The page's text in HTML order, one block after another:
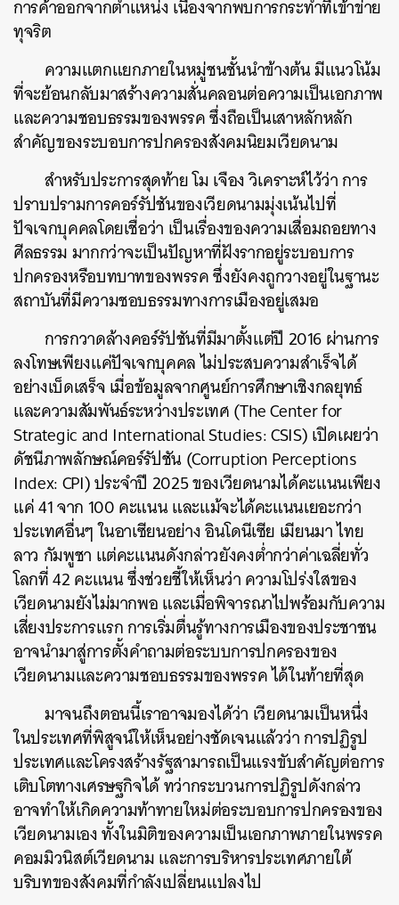
การค้าออกจากตำแหน่ง เนื่องจากพบการกระทำที่เข้าข่าย
ทุจริต
ความแตกแยกภายในหมู่ชนชั้นนำข้างต้น มีแนวโน้ม
ที่จะย้อนกลับมาสร้างความสั่นคลอนต่อความเป็นเอกภาพ
และความชอบธรรมของพรรค ซึ่งถือเป็นเสาหลักหลัก
สำคัญของระบอบการปกครองสังคมนิยมเวียดนาม
สำหรับประการสุดท้าย โม เจือง วิเคราะห์ไว้ว่า การ
ปราบปรามการคอร์รัปชันของเวียดนามมุ่งเน้นไปที่
ปัจเจกบุคคลโดยเชื่อว่า เป็นเรื่องของความเสื่อมถอยทาง
ศีลธรรม มากกว่าจะเป็นปัญหาที่ฝังรากอยู่ระบอบการ
ปกครองหรือบทบาทของพรรค ซึ่งยังคงถูกวางอยู่ในฐานะ
สถาบันที่มีความชอบธรรมทางการเมืองอยู่เสมอ
การกวาดล้างคอร์รัปชันที่มีมาตั้งแต่ปี 2016 ผ่านการ
ลงโทษเพียงแค่ปัจเจกบุคคล ไม่ประสบความสำเร็จได้
อย่างเบ็ดเสร็จ เมื่อข้อมูลจากศูนย์การศึกษาเชิงกลยุทธ์
และความสัมพันธ์ระหว่างประเทศ (The Center for
Strategic and International Studies: CSIS) เปิดเผยว่า
ดัชนีภาพลักษณ์คอร์รัปชัน (Corruption Perceptions
Index: CPI) ประจำปี 2025 ของเวียดนามได้คะแนนเพียง
แค่ 41 จาก 100 คะแนน และแม้จะได้คะแนนเยอะกว่า
ประเทศอื่นๆ ในอาเซียนอย่าง อินโดนีเซีย เมียนมา ไทย
ลาว กัมพูชา แต่คะแนนดังกล่าวยังคงต่ำกว่าค่าเฉลี่ยทั่ว
โลกที่ 42 คะแนน ซึ่งช่วยชี้ให้เห็นว่า ความโปร่งใสของ
เวียดนามยังไม่มากพอ และเมื่อพิจารณาไปพร้อมกับความ
เสี่ยงประการแรก การเริ่มตื่นรู้ทางการเมืองของประชาชน
อาจนำมาสู่การตั้งคำถามต่อระบบการปกครองของ
เวียดนามและความชอบธรรมของพรรค ได้ในท้ายที่สุด
มาจนถึงตอนนี้เราอาจมองได้ว่า เวียดนามเป็นหนึ่ง
ในประเทศที่พิสูจน์ให้เห็นอย่างชัดเจนแล้วว่า การปฏิรูป
ประเทศและโครงสร้างรัฐสามารถเป็นแรงขับสำคัญต่อการ
เติบโตทางเศรษฐกิจได้ ทว่ากระบวนการปฏิรูปดังกล่าว
อาจทำให้เกิดความท้าทายใหม่ต่อระบอบการปกครองของ
เวียดนามเอง ทั้งในมิติของความเป็นเอกภาพภายในพรรค
คอมมิวนิสต์เวียดนาม และการบริหารประเทศภายใต้
บริบทของสังคมที่กำลังเปลี่ยนแปลงไป